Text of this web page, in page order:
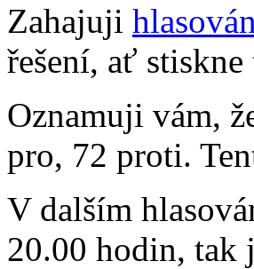
Zahajuji
řešení, ať
Oznamuji vám,
pro, 72 proti.
V dalším
20.00 hodin, tak